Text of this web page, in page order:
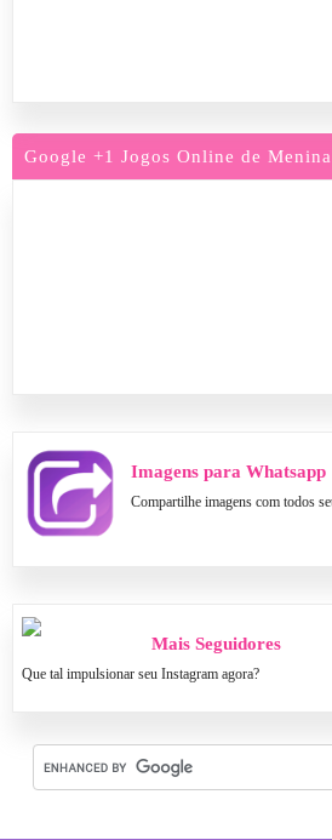
Google +1 Jogos Online de Menina
Imagens para Whatsapp
Compartilhe imagens com todos
Mais Seguidores
Que tal impulsionar seu Instagram agora?